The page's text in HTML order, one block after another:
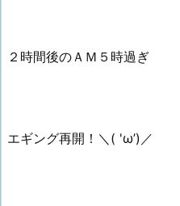
２時間後のＡＭ５時過ぎ
エギング再開！＼( 'ω’)／